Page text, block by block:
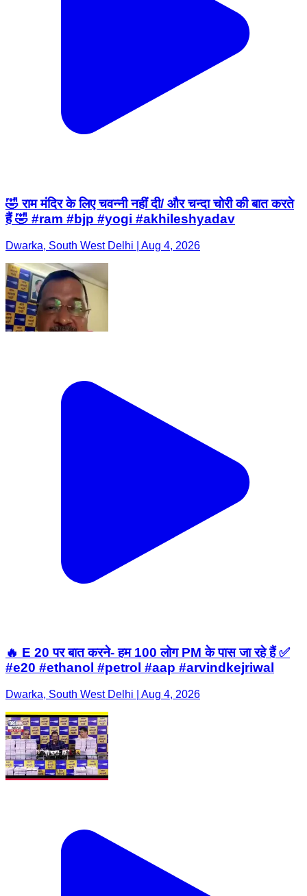
🤣 राम मंदिर के लिए चवन्नी नहीं दी/ और चन्दा चोरी की बात करते
हैं 🤣 #ram #bjp #yogi #akhileshyadav
Dwarka, South West Delhi | Aug 4, 2026
🔥 E 20 पर बात करने- हम 100 लोग PM के पास जा रहे हैं ✅
#e20 #ethanol #petrol #aap #arvindkejriwal
Dwarka, South West Delhi | Aug 4, 2026